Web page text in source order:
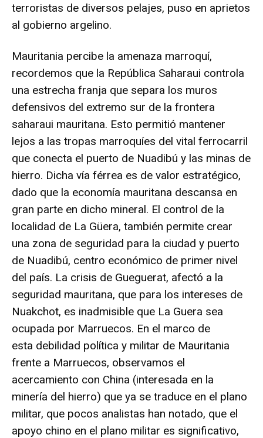
terroristas de diversos pelajes, puso en aprietos
al gobierno argelino.
Mauritania percibe la amenaza marroquí,
recordemos que la República Saharaui controla
una estrecha franja que separa los muros
defensivos del extremo sur de la frontera
saharaui mauritana. Esto permitió mantener
lejos a las tropas marroquíes del vital ferrocarril
que conecta el puerto de Nuadibú y las minas de
hierro. Dicha vía férrea es de valor estratégico,
dado que la economía mauritana descansa en
gran parte en dicho mineral. El control de la
localidad de La Güera, también permite crear
una zona de seguridad para la ciudad y puerto
de Nuadibú, centro económico de primer nivel
del país. La crisis de Gueguerat, afectó a la
seguridad mauritana, que para los intereses de
Nuakchot, es inadmisible que La Guera sea
ocupada por Marruecos. En el marco de
esta debilidad política y militar de Mauritania
frente a Marruecos, observamos el
acercamiento con China (interesada en la
minería del hierro) que ya se traduce en el plano
militar, que pocos analistas han notado, que el
apoyo chino en el plano militar es significativo,